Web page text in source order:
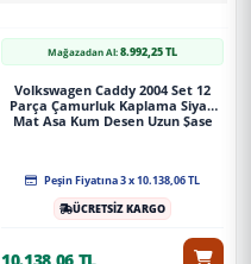
Mağazadan Al:8.992,25 TL
Volkswagen Caddy 2004 Set 12
Parça Çamurluk Kaplama Siyah
Mat Asa Kum Desen Uzun Şase
Peşin Fiyatına 3 x 10.138,06 TL
ÜCRETSİZ KARGO